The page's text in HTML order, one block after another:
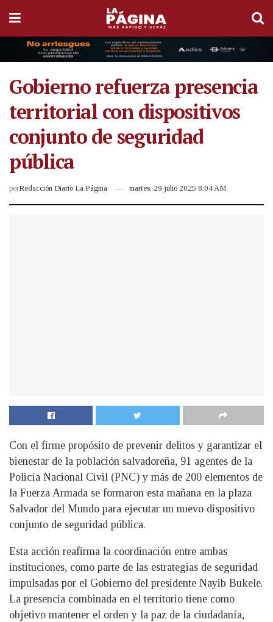
Gobierno refuerza presencia
territorial con dispositivos
conjunto de seguridad
pública
porRedacción Diario La Página martes, 29 julio 2025 8:04 AM
Con el firme propósito de prevenir delitos y garantizar el
bienestar de la población salvadoreña, 91 agentes de la
Policía Nacional Civil (PNC) y más de 200 elementos de
la Fuerza Armada se formaron esta mañana en la plaza
Salvador del Mundo para ejecutar un nuevo dispositivo
conjunto de seguridad pública.
Esta acción reafirma la coordinación entre ambas
instituciones, como parte de las estrategias de seguridad
impulsadas por el Gobierno del presidente Nayib Bukele.
La presencia combinada en el territorio tiene como
objetivo mantener el orden y la paz de la ciudadanía,